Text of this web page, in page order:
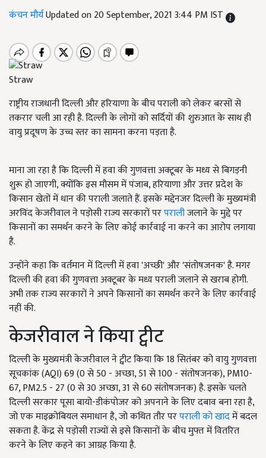
कंचन मौर्यUpdated on 20 September, 2021 3:44 PM IST
Straw
राष्ट्रीय राजधानी दिल्ली और हरियाणा के बीच पराली को लेकर बरसों से
तकरार चली आ रही है. दिल्ली के लोगों को सर्दियों की शुरुआत के साथ ही
वायु प्रदूषण के उच्च स्तर का सामना करना पड़ता है.
माना जा रहा है कि दिल्ली में हवा की गुणवत्ता अक्टूबर के मध्य से बिगड़नी
शुरू हो जाएगी, क्योंकि इस मौसम में पंजाब, हरियाणा और उत्तर प्रदेश के
किसान खेतों में धान की पराली जलाते हैं. इसके मद्देनजर दिल्ली के मुख्यमंत्री
अरविंद केजरीवाल ने पड़ोसी राज्य सरकारों परपरालीजलाने के मुद्दे पर
किसानों का समर्थन करने के लिए कोई कार्रवाई ना करने का आरोप लगाया
है.
उन्होंने कहा कि वर्तमान में दिल्ली में हवा 'अच्छी' और 'संतोषजनक' है. मगर
दिल्ली की हवा की गुणवत्ता अक्टूबर के मध्य पराली जलाने से खराब होगी.
अभी तक राज्य सरकारों ने अपने किसानों का समर्थन करने के लिए कार्रवाई
नहीं की.
केजरीवाल ने किया ट्वीट
दिल्ली के मुख्यमंत्री केजरीवाल ने ट्वीट किया कि 18 सितंबर को वायु गुणवत्ता
सूचकांक (AQI) 69 (0 से 50 - अच्छा, 51 से 100 - संतोषजनक), PM10-
67, PM2.5 - 27 (0 से 30 अच्छा, 31 से 60 संतोषजनक) है. इसके चलते
दिल्ली सरकार पूसा बायो-डीकंपोजर को अपनाने के लिए दबाव बना रहा है,
जो एक माइक्रोबियल समाधान है, जो कथित तौर परपराली को खादमें बदल
सकता है. केंद्र से पड़ोसी राज्यों से इसे किसानों के बीच मुफ्त में वितरित
करने के लिए कहने का आग्रह किया है.